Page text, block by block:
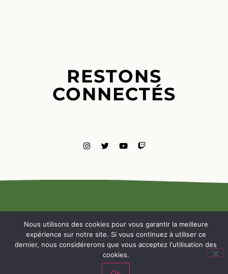
RESTONS
CONNECTÉS
MENTIONS
LÉGALES
NOUS
Nous utilisons des cookies pour vous garantir la meilleure
expérience sur notre site. Si vous continuez à utiliser ce
dernier, nous considérerons que vous acceptez l'utilisation des
cookies.